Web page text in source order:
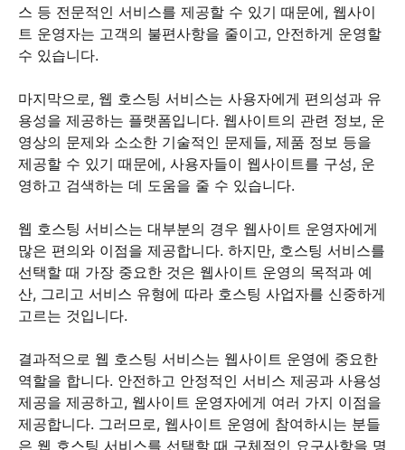
스 등 전문적인 서비스를 제공할 수 있기 때문에, 웹사이
트 운영자는 고객의 불편사항을 줄이고, 안전하게 운영할
수 있습니다.
마지막으로, 웹 호스팅 서비스는 사용자에게 편의성과 유
용성을 제공하는 플랫폼입니다. 웹사이트의 관련 정보, 운
영상의 문제와 소소한 기술적인 문제들, 제품 정보 등을
제공할 수 있기 때문에, 사용자들이 웹사이트를 구성, 운
영하고 검색하는 데 도움을 줄 수 있습니다.
웹 호스팅 서비스는 대부분의 경우 웹사이트 운영자에게
많은 편의와 이점을 제공합니다. 하지만, 호스팅 서비스를
선택할 때 가장 중요한 것은 웹사이트 운영의 목적과 예
산, 그리고 서비스 유형에 따라 호스팅 사업자를 신중하게
고르는 것입니다.
결과적으로 웹 호스팅 서비스는 웹사이트 운영에 중요한
역할을 합니다. 안전하고 안정적인 서비스 제공과 사용성
제공을 제공하고, 웹사이트 운영자에게 여러 가지 이점을
제공합니다. 그러므로, 웹사이트 운영에 참여하시는 분들
은 웹 호스팅 서비스를 선택할 때 구체적인 요구사항을 명